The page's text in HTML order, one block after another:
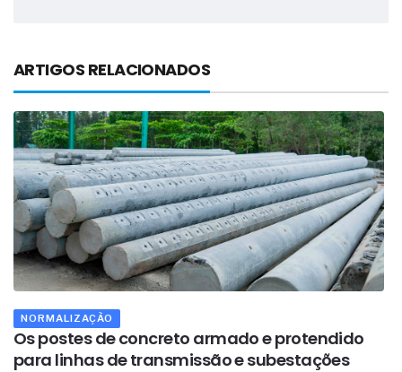
ARTIGOS RELACIONADOS
NORMALIZAÇÃO
Os postes de concreto armado e protendido
para linhas de transmissão e subestações